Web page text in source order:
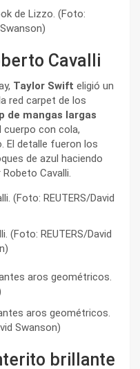
de Lizzo. (Foto:
Cavalli
Taylor Swift eligió un
red carpet de los
de mangas largas
con cola,
El detalle fueron los
de azul haciendo
Cavalli.
(Foto: REUTERS/David
aros geométricos.
Swanson)
brillante